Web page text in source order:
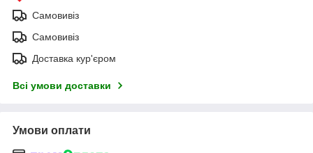
Самовивіз
Самовивіз
Доставка кур'єром
Всі умови доставки
Умови оплати